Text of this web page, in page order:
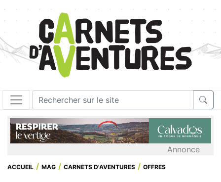
Annonce
ACCUEIL MAG CARNETS D'AVENTURES OFFRES